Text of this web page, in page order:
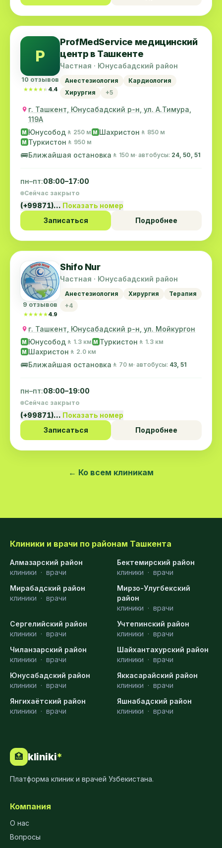
P
10 отзывов
★★★★★
★★★★★ 4.4
ProfMedService медицинский
центр в Ташкенте
Частная · Юнусабадский район
Анестезиология
Кардиология
Хирургия
+5
г. Ташкент, Юнусабадский р-н, ул. А.Тимура,
119A
M Юнусобод 🚶 250 м M Шахристон 🚶 850 м
M Туркистон 🚶 950 м
🚌Ближайшая остановка 🚶 150 м· автобусы: 24, 50, 51
пн–пт:08:00–17:00
Сейчас закрыто
(+99871)… Показать номер
Записаться
Подробнее
9 отзывов
★★★★★
★★★★★4.9
Shifo Nur
Частная · Юнусабадский район
Анестезиология Хирургия
Терапия
+4
г. Ташкент, Юнусабадский р-н, ул. Мойкургон
M Юнусобод 🚶 1.3 км M Туркистон 🚶 1.3 км
M Шахристон 🚶 2.0 км
🚌Ближайшая остановка 🚶 70 м· автобусы: 43, 51
пн–пт:08:00–19:00
Сейчас закрыто
(+99871)… Показать номер
Записаться
Подробнее
← Ко всем клиникам
Клиники и врачи по районам Ташкента
Алмазарский район
клиники · врачи
Бектемирский район
клиники · врачи
Мирабадский район
клиники · врачи
Мирзо-Улугбекский
район
клиники · врачи
Сергелийский район
клиники · врачи
Учтепинский район
клиники · врачи
Чиланзарский район
клиники · врачи
Шайхантахурский район
клиники · врачи
Юнусабадский район
клиники · врачи
Яккасарайский район
клиники · врачи
Янгихаётский район
клиники · врачи
Яшнабадский район
клиники · врачи
🏥 kliniki*
Платформа клиник и врачей Узбекистана.
Компания
О нас
Вопросы